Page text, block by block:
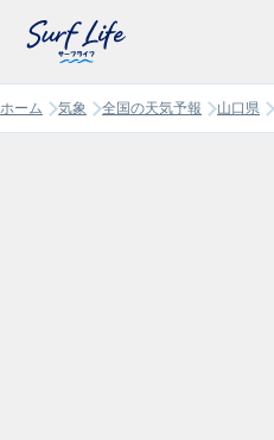
ホーム 気象 全国の天気予報 山口県